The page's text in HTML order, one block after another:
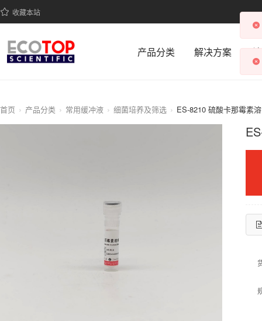
收藏本站
产品分类 解决方案
首页 产品分类 常用缓冲液 细菌培养及筛选 ES-8210 硫酸卡那霉素